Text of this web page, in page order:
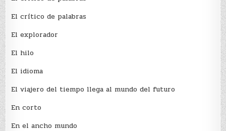
El crí­tico de palabras
El explorador
El hilo
El idioma
El viajero del tiempo llega al mundo del futuro
En corto
En el ancho mundo